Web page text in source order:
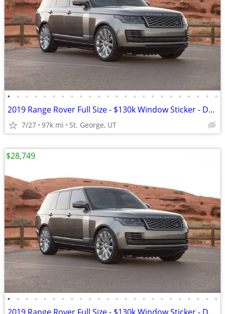
• • • • • • • • • • • • • • • • • • • • • • • •
2019 Range Rover Full Size - $130k Window Sticker - Dealer Serviced
7/27 97k mi St. George, UT
• • • • • • • • • • • • • • • • • • • • • • • •
$28,749